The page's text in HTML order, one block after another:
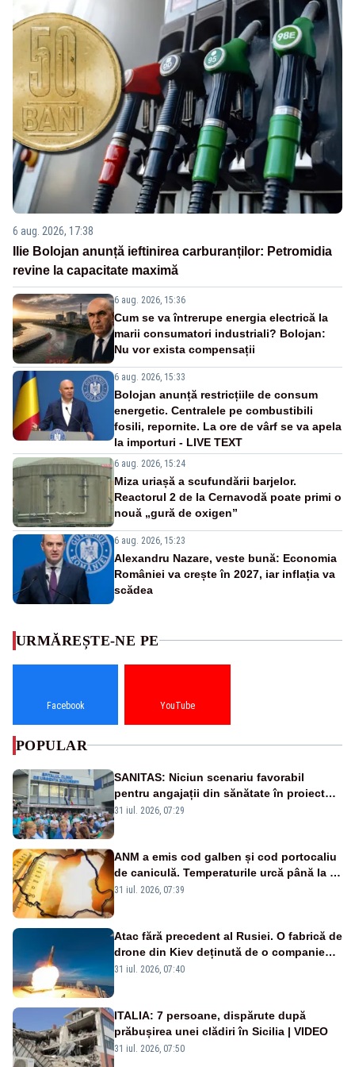
6 aug. 2026, 17:38
Ilie Bolojan anunță ieftinirea carburanților: Petromidia
revine la capacitate maximă
6 aug. 2026, 15:36
Cum se va întrerupe energia electrică la
marii consumatori industriali? Bolojan:
Nu vor exista compensații
6 aug. 2026, 15:33
Bolojan anunță restricțiile de consum
energetic. Centralele pe combustibili
fosili, repornite. La ore de vârf se va apela
la importuri - LIVE TEXT
6 aug. 2026, 15:24
Miza uriașă a scufundării barjelor.
Reactorul 2 de la Cernavodă poate primi o
nouă „gură de oxigen”
6 aug. 2026, 15:23
Alexandru Nazare, veste bună: Economia
României va crește în 2027, iar inflația va
scădea
URMĂREȘTE-NE PE
Facebook YouTube
POPULAR
SANITAS: Niciun scenariu favorabil
pentru angajații din sănătate în proiectul
Legii salarizării
31 iul. 2026, 07:29
ANM a emis cod galben și cod portocaliu
de caniculă. Temperaturile urcă până la 38
de grade, iar nopțile devin tropicale
31 iul. 2026, 07:39
Atac fără precedent al Rusiei. O fabrică de
drone din Kiev deținută de o companie
americană, distrusă de o rachetă
31 iul. 2026, 07:40
ITALIA: 7 persoane, dispărute după
prăbușirea unei clădiri în Sicilia | VIDEO
31 iul. 2026, 07:50